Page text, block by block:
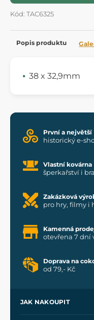
Kód: TAC6325
Popis produktu
38 x 32,9mm
První a největší
historický e-
Vlastní kovárna
šperkařství i
Zakázková
pro hry, filmy i
Kamenná
otevřena 7 dní
Doprava na
od 79,- Kč
JAK NAKOUPIT